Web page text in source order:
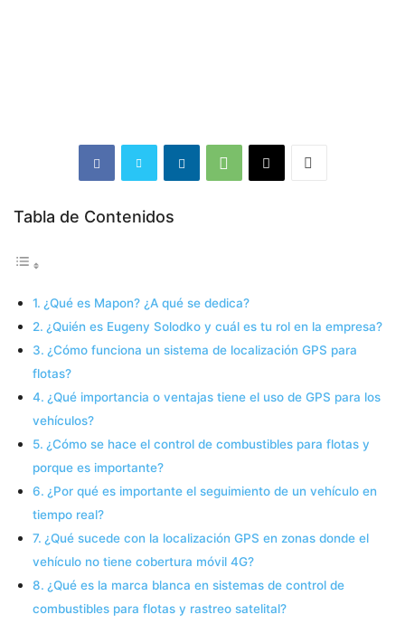
Tabla de Contenidos
¿Qué es Mapon? ¿A qué se dedica?
¿Quién es Eugeny Solodko y cuál es tu rol en la empresa?
¿Cómo funciona un sistema de localización GPS para
flotas?
¿Qué importancia o ventajas tiene el uso de GPS para los
vehículos?
¿Cómo se hace el control de combustibles para flotas y
porque es importante?
¿Por qué es importante el seguimiento de un vehículo en
tiempo real?
¿Qué sucede con la localización GPS en zonas donde el
vehículo no tiene cobertura móvil 4G?
¿Qué es la marca blanca en sistemas de control de
combustibles para flotas y rastreo satelital?